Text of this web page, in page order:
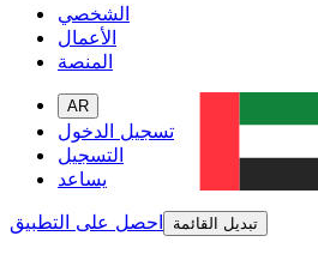
الشخصي
الأعمال
المنصة
AR
تسجيل الدخول
التسجيل
يساعد
احصل على التطبيق
تبديل القائمة